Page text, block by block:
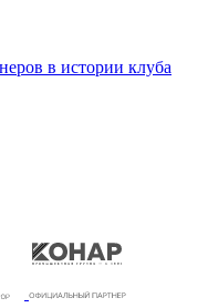
в истории клуба